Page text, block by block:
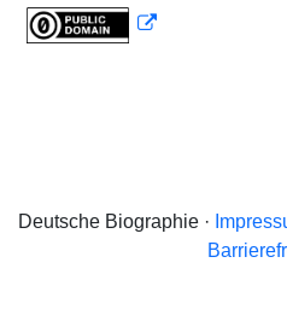
Deutsche Biographie ·